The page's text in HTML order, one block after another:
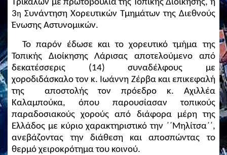
Τρικάλων με πρωτοβουλία της Τοπικής Διοίκησης, η
3η Συνάντηση Χορευτικών Τμημάτων της Διεθνούς
Ένωσης Αστυνομικών.
Το παρόν έδωσε και το χορευτικό τμήμα της
Τοπικής Διοίκησης Λάρισας αποτελούμενο από
δεκατέσσερις (14) συναδέλφους με
χοροδιδάσκαλο τον κ. Ιωάννη Ζέρβα και επικεφαλή
της αποστολής τον πρόεδρο κ. Αχιλλέα
Καλαμπούκα, όπου παρουσίασαν τοπικούς
παραδοσιακούς χορούς από διάφορα μέρη της
Ελλάδος με κύριο χαρακτηριστικό την ΄΄Μηλίτσα΄΄,
ανεβάζοντας την διάθεση και αποσπώντας το
θερμό χειροκρότημα του κοινού.